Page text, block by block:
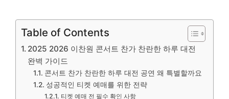
Table of Contents
2025 2026 이찬원 콘서트 찬가 찬란한 하루 대전
완벽 가이드
콘서트 찬가 찬란한 하루 대전 공연 왜 특별할까요
성공적인 티켓 예매를 위한 전략
티켓 예매 전 필수 확인 사항